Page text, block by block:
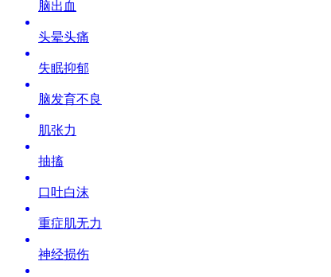
脑出血
头晕头痛
失眠抑郁
脑发育不良
肌张力
抽搐
口吐白沫
重症肌无力
神经损伤